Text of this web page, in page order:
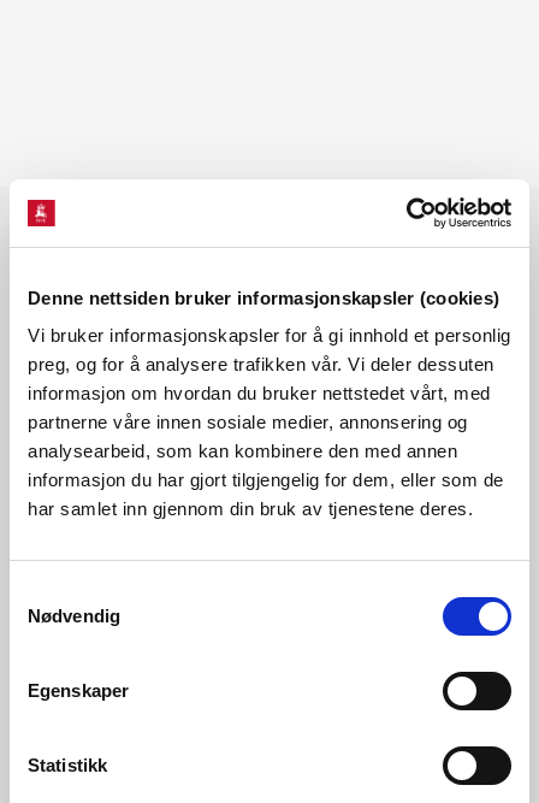
Denne nettsiden bruker informasjonskapsler (cookies)
Vi bruker informasjonskapsler for å gi innhold et personlig
preg, og for å analysere trafikken vår. Vi deler dessuten
informasjon om hvordan du bruker nettstedet vårt, med
partnerne våre innen sosiale medier, annonsering og
analysearbeid, som kan kombinere den med annen
informasjon du har gjort tilgjengelig for dem, eller som de
har samlet inn gjennom din bruk av tjenestene deres.
Nødvendig
Egenskaper
Statistikk
Les også
Vassmagasinstatistikk veke 31 2026